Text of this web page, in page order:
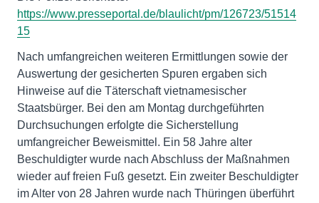
https://www.presseportal.de/blaulicht/pm/126723/51514
15
Nach umfangreichen weiteren Ermittlungen sowie der
Auswertung der gesicherten Spuren ergaben sich
Hinweise auf die Täterschaft vietnamesischer
Staatsbürger. Bei den am Montag durchgeführten
Durchsuchungen erfolgte die Sicherstellung
umfangreicher Beweismittel. Ein 58 Jahre alter
Beschuldigter wurde nach Abschluss der Maßnahmen
wieder auf freien Fuß gesetzt. Ein zweiter Beschuldigter
im Alter von 28 Jahren wurde nach Thüringen überführt